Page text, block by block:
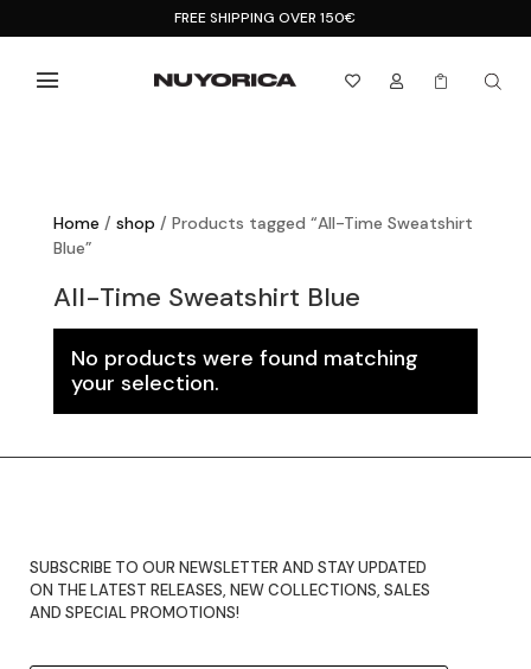
FREE SHIPPING OVER 150€
  
Home / shop / Products tagged “All-Time Sweatshirt
Blue”
All-Time Sweatshirt Blue
No products were found matching
your selection.
SUBSCRIBE TO OUR NEWSLETTER AND STAY UPDATED
ON THE LATEST RELEASES, NEW COLLECTIONS, SALES
AND SPECIAL PROMOTIONS!